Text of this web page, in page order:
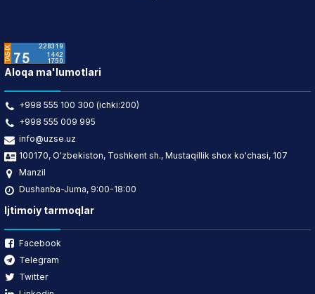
Aloqa ma'lumotlari
+998 555 100 300 (ichki:200)
+998 555 009 995
info@uzse.uz
100170, O'zbekiston, Toshkent sh., Mustaqillik shox ko'chasi, 107
Manzil
Dushanba-Juma, 9:00-18:00
Ijtimoiy tarmoqlar
Facebook
Telegram
Twitter